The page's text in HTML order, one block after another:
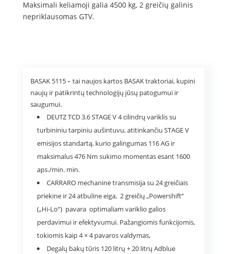
Maksimali keliamoji galia 4500 kg, 2 greičių galinis
nepriklausomas GTV.
BASAK 5115 – tai naujos kartos BASAK traktoriai, kupini
naujų ir patikrintų technologijų jūsų patogumui ir
saugumui.
DEUTZ TCD 3.6 STAGE V 4 cilindrų variklis su
turbininiu tarpiniu aušintuvu, atitinkančiu STAGE V
emisijos standartą, kurio galingumas 116 AG ir
maksimalus 476 Nm sukimo momentas esant 1600
aps./min. min.
CARRARO mechaninė transmisija su 24 greičiais
priekine ir 24 atbuline eiga, 2 greičių „Powershift“
(„Hi-Lo“) pavara optimaliam variklio galios
perdavimui ir efektyvumui. Pažangiomis funkcijomis,
tokiomis kaip 4 × 4 pavaros valdymas,
Degalų bakų tūris 120 litrų + 20 litrų Adblue